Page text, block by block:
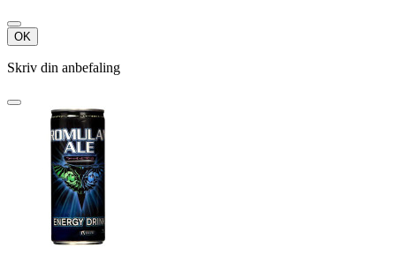
OK
Skriv din anbefaling